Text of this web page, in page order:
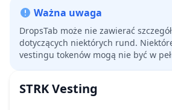
Ważna uwaga
DropsTab może nie zawierać
dotyczących niektórych rund.
vestingu tokenów mogą nie być w
STRKVesting